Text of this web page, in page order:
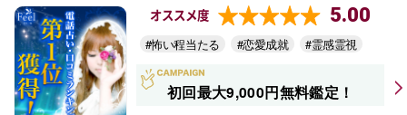
オススメ度 5.00
#怖い程当たる #恋愛成就 #霊感霊視
初回最大9,000円無料鑑定！